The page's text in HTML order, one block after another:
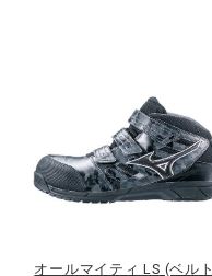
インナー
オールマイティ LS (ベルト